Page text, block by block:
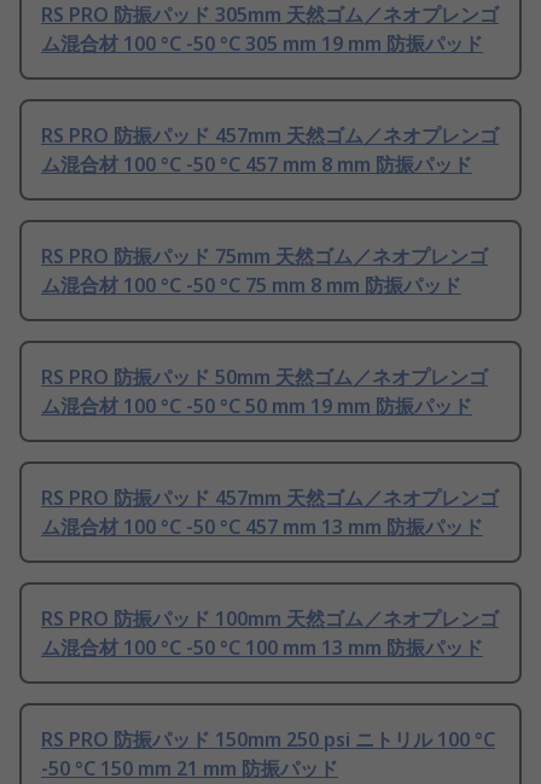
RS PRO 防振パッド 305mm 天然ゴム／ネオプレンゴ
ム混合材 100 °C -50 °C 305 mm 19 mm 防振パッド
RS PRO 防振パッド 457mm 天然ゴム／ネオプレンゴ
ム混合材 100 °C -50 °C 457 mm 8 mm 防振パッド
RS PRO 防振パッド 75mm 天然ゴム／ネオプレンゴ
ム混合材 100 °C -50 °C 75 mm 8 mm 防振パッド
RS PRO 防振パッド 50mm 天然ゴム／ネオプレンゴ
ム混合材 100 °C -50 °C 50 mm 19 mm 防振パッド
RS PRO 防振パッド 457mm 天然ゴム／ネオプレンゴ
ム混合材 100 °C -50 °C 457 mm 13 mm 防振パッド
RS PRO 防振パッド 100mm 天然ゴム／ネオプレンゴ
ム混合材 100 °C -50 °C 100 mm 13 mm 防振パッド
RS PRO 防振パッド 150mm 250 psi ニトリル 100 °C
-50 °C 150 mm 21 mm 防振パッド